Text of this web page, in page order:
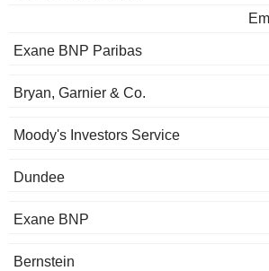
Exane BNP Paribas
Bryan, Garnier & Co.
Moody's Investors Service
Dundee
Exane BNP
Bernstein